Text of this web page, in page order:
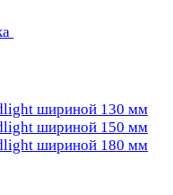
шириной 130 мм
шириной 150 мм
шириной 180 мм